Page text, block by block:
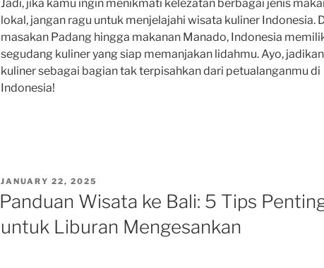
Jadi, jika kamu ingin menikmati kelezatan berbagai jenis
lokal, jangan ragu untuk menjelajahi wisata kuliner Indonesia.
masakan Padang hingga makanan Manado, Indonesia
segudang kuliner yang siap memanjakan lidahmu. Ayo,
kuliner sebagai bagian tak terpisahkan dari petualanganmu di
Indonesia!
POSTED
JANUARY 22, 2025
Panduan Wisata ke Bali: 5 Tips
untuk Liburan Mengesankan